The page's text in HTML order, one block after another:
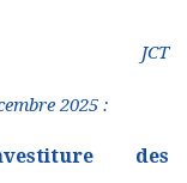
JCT
2025 :
des